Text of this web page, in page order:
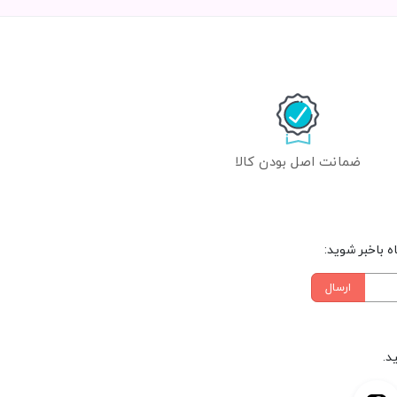
ضمانت اصل بودن کالا
باخبر شوید:
ارسال